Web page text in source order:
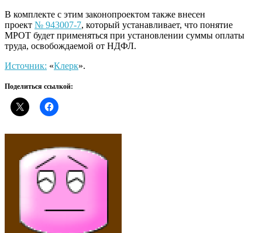
В комплекте с этим законопроектом также внесен
проект № 943007-7, который устанавливает, что понятие
МРОТ будет применяться при установлении суммы оплаты
труда, освобождаемой от НДФЛ.
Источник: «Клерк».
Поделиться ссылкой: